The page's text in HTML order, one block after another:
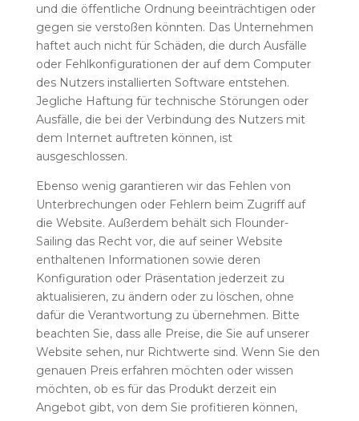
und die öffentliche Ordnung beeinträchtigen oder
gegen sie verstoßen könnten. Das Unternehmen
haftet auch nicht für Schäden, die durch Ausfälle
oder Fehlkonfigurationen der auf dem Computer
des Nutzers installierten Software entstehen.
Jegliche Haftung für technische Störungen oder
Ausfälle, die bei der Verbindung des Nutzers mit
dem Internet auftreten können, ist
ausgeschlossen.
Ebenso wenig garantieren wir das Fehlen von
Unterbrechungen oder Fehlern beim Zugriff auf
die Website. Außerdem behält sich Flounder-
Sailing das Recht vor, die auf seiner Website
enthaltenen Informationen sowie deren
Konfiguration oder Präsentation jederzeit zu
aktualisieren, zu ändern oder zu löschen, ohne
dafür die Verantwortung zu übernehmen. Bitte
beachten Sie, dass alle Preise, die Sie auf unserer
Website sehen, nur Richtwerte sind. Wenn Sie den
genauen Preis erfahren möchten oder wissen
möchten, ob es für das Produkt derzeit ein
Angebot gibt, von dem Sie profitieren können,